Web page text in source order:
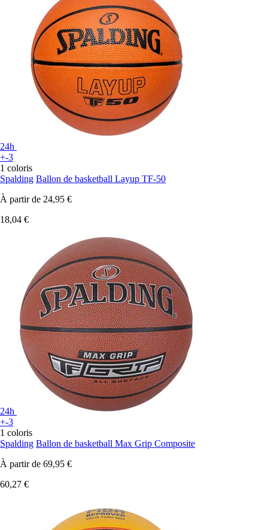
24h
+-3
1 coloris
Spalding Ballon de basketball Layup TF-50
À partir de 24,95 €
18,04 €
24h
+-3
1 coloris
Spalding Ballon de basketball Max Grip Composite
À partir de 69,95 €
60,27 €